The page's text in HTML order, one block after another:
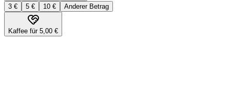
3 € 5 € 10 € Anderer Betrag
Kaffee für 5,00 €